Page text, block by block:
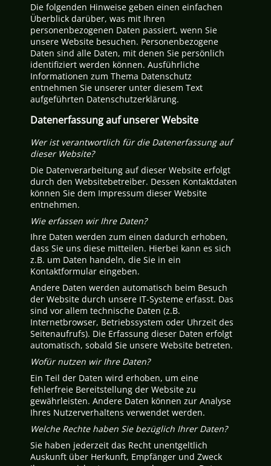
Die folgenden Hinweise geben einen einfachen
Überblick darüber, was mit Ihren
personenbezogenen Daten passiert, wenn Sie
unsere Website besuchen. Personenbezogene
Daten sind alle Daten, mit denen Sie persönlich
identifiziert werden können. Ausführliche
Informationen zum Thema Datenschutz
entnehmen Sie unserer unter diesem Text
aufgeführten Datenschutzerklärung.
Datenerfassung auf unserer Website
Wer ist verantwortlich für die Datenerfassung auf
dieser Website?
Die Datenverarbeitung auf dieser Website erfolgt
durch den Websitebetreiber. Dessen Kontaktdaten
können Sie dem Impressum dieser Website
entnehmen.
Wie erfassen wir Ihre Daten?
Ihre Daten werden zum einen dadurch erhoben,
dass Sie uns diese mitteilen. Hierbei kann es sich
z.B. um Daten handeln, die Sie in ein
Kontaktformular eingeben.
Andere Daten werden automatisch beim Besuch
der Website durch unsere IT-Systeme erfasst. Das
sind vor allem technische Daten (z.B.
Internetbrowser, Betriebssystem oder Uhrzeit des
Seitenaufrufs). Die Erfassung dieser Daten erfolgt
automatisch, sobald Sie unsere Website betreten.
Wofür nutzen wir Ihre Daten?
Ein Teil der Daten wird erhoben, um eine
fehlerfreie Bereitstellung der Website zu
gewährleisten. Andere Daten können zur Analyse
Ihres Nutzerverhaltens verwendet werden.
Welche Rechte haben Sie bezüglich Ihrer Daten?
Sie haben jederzeit das Recht unentgeltlich
Auskunft über Herkunft, Empfänger und Zweck